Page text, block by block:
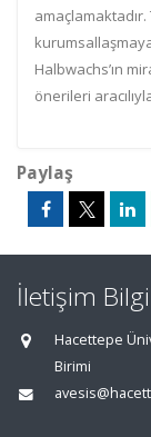
amaçlamaktadır.
Halbwachs’ın
önerileri
Paylaş
İletişim
Hacettepe
Birimi